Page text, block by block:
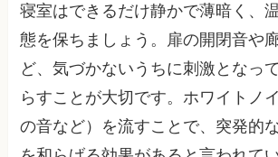
寝室はできるだけ静かで薄暗く、
態を保ちましょう。扉の開閉音や
ど、気づかないうちに刺激となっ
らすことが大切です。ホワイトノ
の音など）を流すことで、突発的